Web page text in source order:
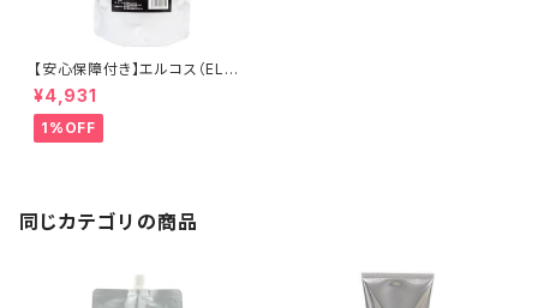
【安心保障付き】エルコス（ELLC
OS） キュプアスカラーバター【ナ
チュラルブラック】 700g ヘアケ
ア 正規品 正規代理店 送料無料
¥4,931
1%OFF
同じカテゴリの商品